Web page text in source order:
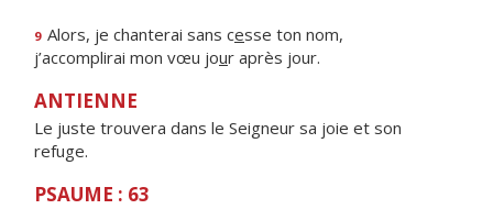
9 Alors, je chanterai sans cesse ton nom,
j’accomplirai mon vœu jour après jour.
ANTIENNE
Le juste trouvera dans le Seigneur sa joie et son
refuge.
PSAUME : 63